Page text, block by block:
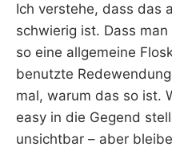
Ich verstehe, dass das
schwierig ist. Dass
so eine allgemeine
benutzte
mal, warum das so ist.
easy in die Gegend
unsichtbar – aber